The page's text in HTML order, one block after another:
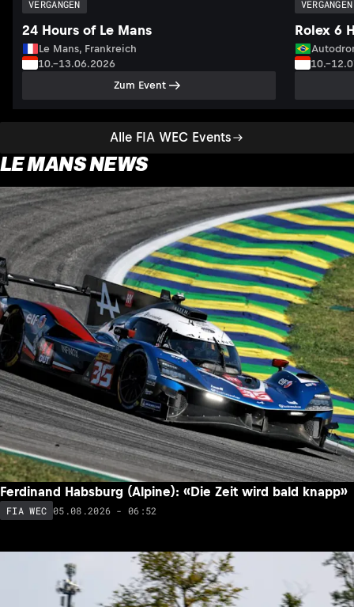
Alle FIA WEC Events
VERGANGEN
24 Hours of Le Mans
Le Mans, Frankreich
10.–13.06.2026
Zum Event
VERGANGEN
Rolex 6
LE MANS NEWS
Ferdinand Habsburg (Alpine): «Die Zeit wird bald knapp»
FIA WEC 05.08.2026 - 06:52